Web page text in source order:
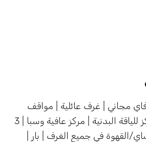
مجاني | غرف عائلية | مواقف
سيارات مجانية | مركز للياقة البدنية | مركز عافية وسبا | 3
القهوة في جميع الغرف | بار |